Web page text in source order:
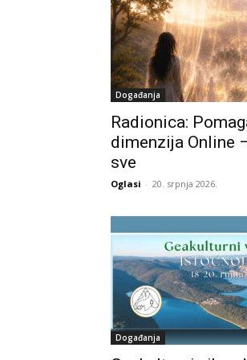
Događanja
Radionica:
dimenzija Online
sve
Oglasi - 20. srpnja 2026.
Događanja